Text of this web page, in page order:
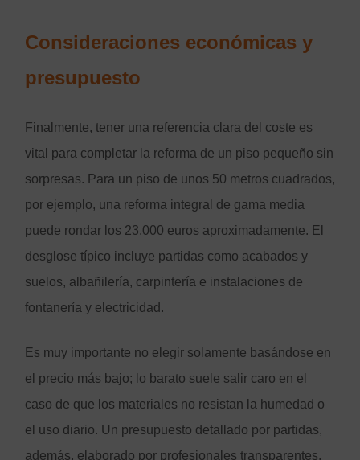
Consideraciones económicas y
presupuesto
Finalmente, tener una referencia clara del coste es
vital para completar la reforma de un piso pequeño sin
sorpresas. Para un piso de unos 50 metros cuadrados,
por ejemplo, una reforma integral de gama media
puede rondar los 23.000 euros aproximadamente. El
desglose típico incluye partidas como acabados y
suelos, albañilería, carpintería e instalaciones de
fontanería y electricidad.
Es muy importante no elegir solamente basándose en
el precio más bajo; lo barato suele salir caro en el
caso de que los materiales no resistan la humedad o
el uso diario. Un presupuesto detallado por partidas,
además, elaborado por profesionales transparentes,